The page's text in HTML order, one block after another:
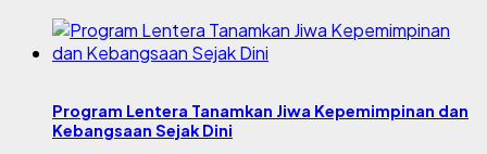
Program Lentera Tanamkan Jiwa Kepemimpinan dan
Kebangsaan Sejak Dini